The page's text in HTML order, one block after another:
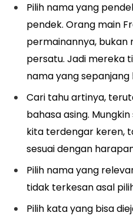
Pilih nama yang
pendek. Orang main
permainannya,
persatu. Jadi mereka
nama yang sepanjang
Cari tahu artinya,
bahasa asing.
kita terdengar keren,
sesuai dengan
Pilih nama yang
tidak terkesan asal
Pilih kata yang bisa